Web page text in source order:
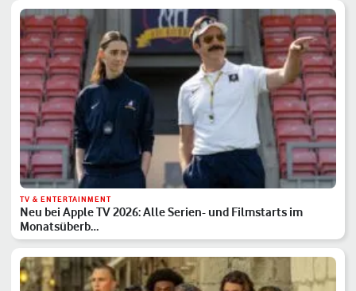
TV & ENTERTAINMENT
Neu bei Apple TV 2026: Alle Serien- und Filmstarts im
Monatsüberb…